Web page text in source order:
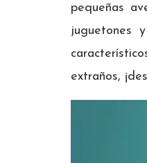
pequeñas
juguetones
extraños,